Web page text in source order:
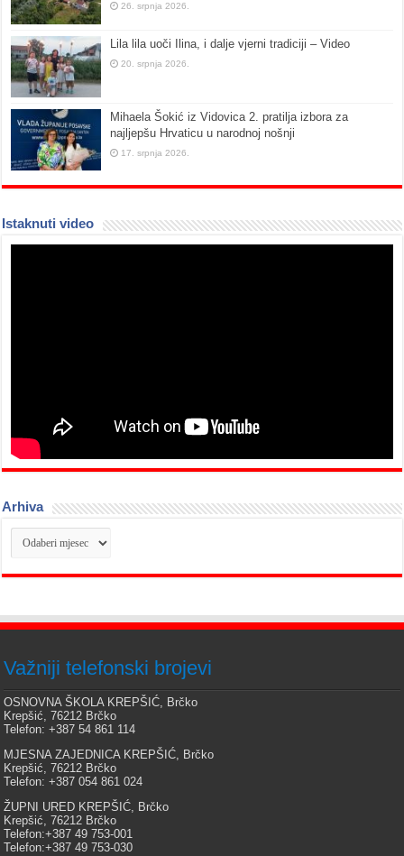
26. srpnja 2026.
Lila lila uoči Ilina, i dalje vjerni tradiciji – Video
20. srpnja 2026.
Mihaela Šokić iz Vidovica 2. pratilja izbora za
najljepšu Hrvaticu u narodnoj nošnji
17. srpnja 2026.
Istaknuti video
Arhiva
Arhiva
Važniji telefonski brojevi
OSNOVNA ŠKOLA KREPŠIĆ, Brčko
Krepšić, 76212 Brčko
Telefon: +387 54 861 114
MJESNA ZAJEDNICA KREPŠIĆ, Brčko
Krepšić, 76212 Brčko
Telefon: +387 054 861 024
ŽUPNI URED KREPŠIĆ, Brčko
Krepšić, 76212 Brčko
Telefon:+387 49 753-001
Telefon:+387 49 753-030